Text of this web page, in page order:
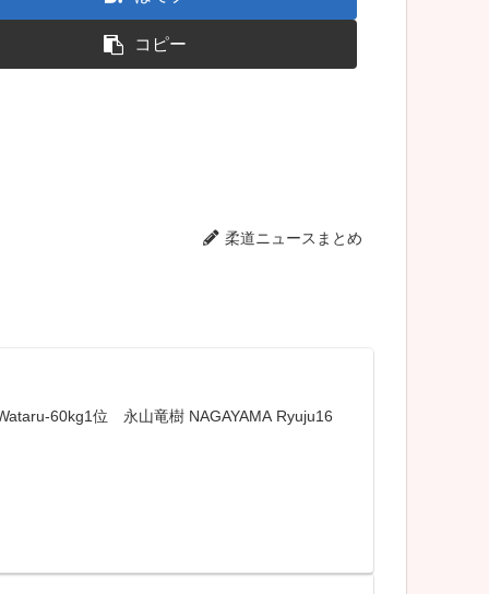
コピー
柔道ニュースまとめ
60kg1位 永山竜樹 NAGAYAMA Ryuju16